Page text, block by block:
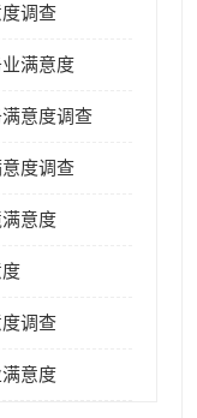
调查
满意度
意度调查
度调查
意度
调查
意度